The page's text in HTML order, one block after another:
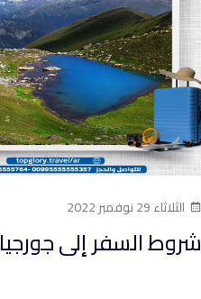
الثلاثاء 29 نوفمبر 2022
شروط السفر إلى جورجيا